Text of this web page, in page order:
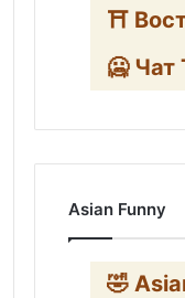
⛩️
🥶 Чат
Asian Funny
🤣